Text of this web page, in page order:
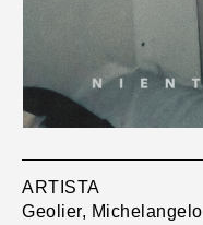
ARTISTA
Geolier, Michelangelo